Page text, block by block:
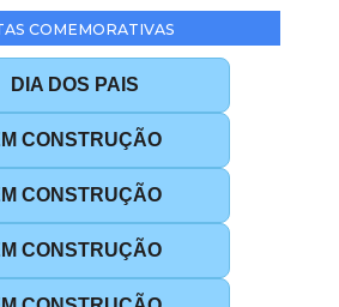
COMEMORATIVAS
DIA DOS PAIS
CONSTRUÇÃO
CONSTRUÇÃO
CONSTRUÇÃO